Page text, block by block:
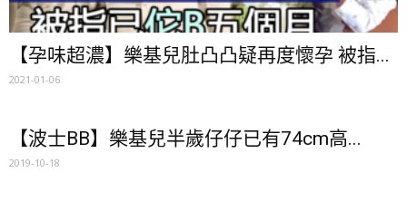
【孕味超濃】樂基兒肚凸凸疑再度懷孕 被指...
2021-01-06
【波士BB】樂基兒半歲仔仔已有74cm高...
2019-10-18